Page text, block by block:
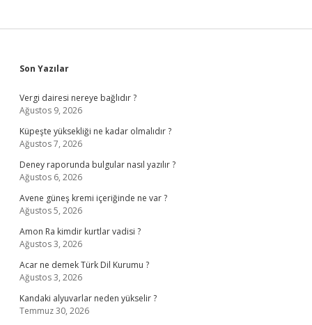
Sidebar
Son Yazılar
Vergi dairesi nereye bağlıdır ?
Ağustos 9, 2026
Küpeşte yüksekliği ne kadar olmalıdır ?
Ağustos 7, 2026
Deney raporunda bulgular nasıl yazılır ?
Ağustos 6, 2026
Avene güneş kremi içeriğinde ne var ?
Ağustos 5, 2026
Amon Ra kimdir kurtlar vadisi ?
Ağustos 3, 2026
Acar ne demek Türk Dil Kurumu ?
Ağustos 3, 2026
Kandaki alyuvarlar neden yükselir ?
Temmuz 30, 2026